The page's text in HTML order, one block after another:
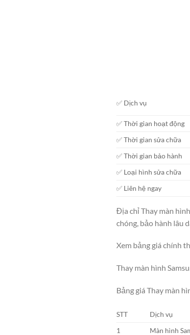
✅ Dịch vụ
✅ Thời gian hoạt động
✅ Thời gian sửa chữa
✅ Thời gian bảo hành
✅ Loại hình sửa chữa
✅ Liên hệ ngay
Địa chỉ Thay màn
chóng, bảo hành lâu
Xem bảng giá chính
Thay màn hình
Bảng giá Thay màn
STT Dịch vụ
1
Màn hình